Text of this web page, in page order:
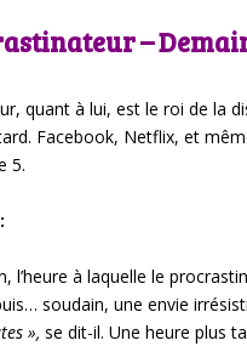
–
quant à lui, est le roi de la
Facebook, Netflix, et
5.
l’heure à laquelle le
soudain, une envie
», se dit-il. Une heure plus